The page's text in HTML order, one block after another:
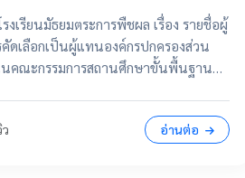
ค์กรปกครองส่วนท้องถิ่น ในคณะ
รสถานศึกษาขั้นพื้นฐาน
งเรียนมัธยมตระการพืชผล เรื่อง รายชื่อผู้
คัดเลือกเป็นผู้แทนองค์กรปกครองส่วน
คณะกรรมการสถานศึกษาขั้นพื้นฐาน
ละเอียด / เอกสารแนบ ดูไฟล์ประกาศขนาดเต็ม
อ่านต่อ